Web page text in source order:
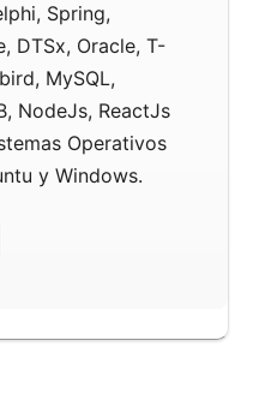
Spring,
DTSx, Oracle, T-
MySQL,
NodeJs, ReactJs
Operativos
y Windows.